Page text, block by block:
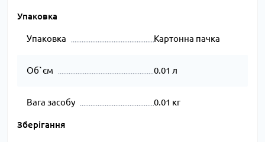
Упаковка
Упаковка Картонна пачка
Об`єм 0.01 л
Вага засобу 0.01 кг
Зберігання